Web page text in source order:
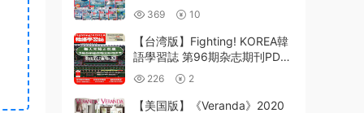
艇市场驾驶海峡海岸巡航娱乐
pdf杂志（13本）
369 10
【台湾版】Fighting! KOREA韓
語學習誌 第96期杂志期刊PDF
电子版下载阅读
226 2
【美国版】《Veranda》2020